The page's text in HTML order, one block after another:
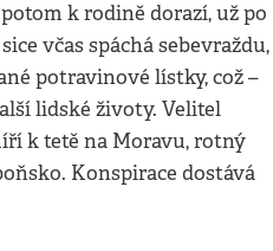
k rodině dorazí, už po
včas spáchá sebevraždu,
potravinové lístky, což –
lidské životy. Velitel
k tetě na Moravu, rotný
Konspirace dostává